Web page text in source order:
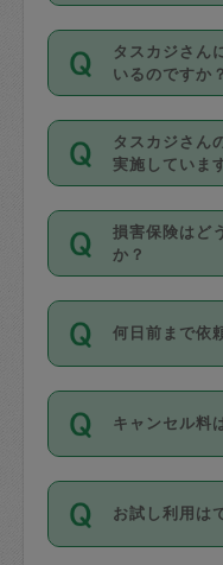
なお、タス
金のご請求と
動計算で表
（例：毎週
ンセルが有
は２回以上
・ＡＭ ９
・ＰＭ １３
・夜 １８
開始時間を２
能です。依
んにメッセ
い。ただし、
時間も被ら
掃除、整理
作り置きです
きる仕事の
する前にタ
確認してくだ
基本的に、
外での作業
タスカジさん
いるのですか？
主婦として
方、栄養士・
育園や学校
係の専門職
すでにハウス
てお仕事を
社員など様
登録してい
日本語も話
ールに記載
タスカジさん
実施していま
応募の際に
を行っていま
写真提出を
確認していま
ング動画を
現場トライア
ジさんが活
※テストセン
損害保険はど
か？
依頼者とタ
を通して成立
適用されま
です。作業中
をさせたり
す。
何日前まで依
ご依頼は、
以降）の日時
す。
タスカジさん
可能です。
キャンセル料
キャンセル
す。
お試し利用は